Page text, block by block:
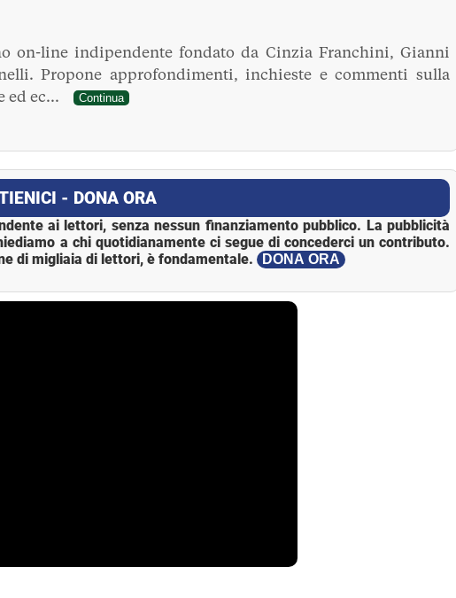
on-line indipendente fondato da Cinzia Franchini, Gianni
Propone approfondimenti, inchieste e commenti sulla
ed ec...
Continua
- DONA ORA
ai lettori, senza nessun finanziamento pubblico. La pubblicità
a chi quotidianamente ci segue di concederci un contributo.
di migliaia di lettori, è fondamentale.
DONA ORA